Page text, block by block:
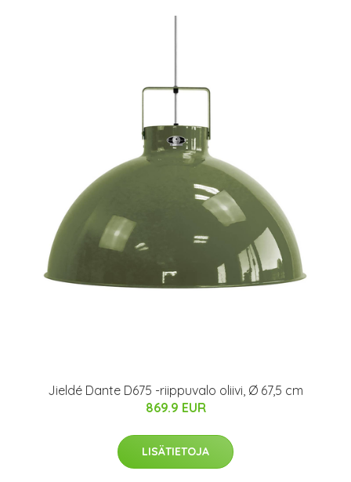
Jieldé Dante D675 -riippuvalo oliivi, Ø 67,5 cm
869.9 EUR
LISÄTIETOJA